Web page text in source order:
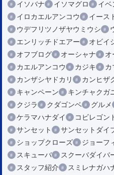
イソバナ イソマグロ イベ
イロカエルアンコウ
イース
ウデフリツノザヤウミウシ
エンリッチドエアー
オビイ
オフブログ
オーシャナ
オ
カエルアンコウ
カジキ カ
カンザシヤドカリ
カンヒザ
キャンペーン
キンチャクガ
クジラ
クダゴンベ グルメ
ケラマハナダイ
コビレゴン
サンセット
サンセットダイ
ショップクローズ
ジョーフ
スキューバ
スクーバダイバ
スタッフ紹介
スミレナガハ